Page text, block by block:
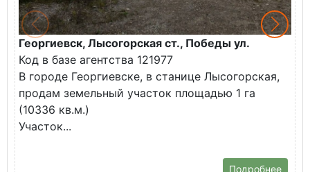
Георгиевск, Лысогорская ст., Победы ул.
Код в базе агентства 121977
В городе Георгиевске, в станице Лысогорская,
продам земельный участок площадью 1 га
(10336 кв.м.)
Участок...
Подробнее